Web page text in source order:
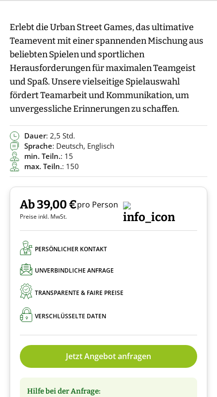
Erlebt die Urban Street Games, das ultimative
Teamevent mit einer spannenden Mischung aus
beliebten Spielen und sportlichen
Herausforderungen für maximalen Teamgeist
und Spaß. Unsere vielseitige Spielauswahl
fördert Teamarbeit und Kommunikation, um
unvergessliche Erinnerungen zu schaffen.
Dauer: 2,5 Std.
Sprache: Deutsch, Englisch
min. Teiln.: 15
max. Teiln.: 150
Ab 39,00 €pro Person
Preise inkl. MwSt.
PERSÖNLICHER KONTAKT
UNVERBINDLICHE ANFRAGE
TRANSPARENTE & FAIRE PREISE
VERSCHLÜSSELTE DATEN
Jetzt Angebot anfragen
Hilfe bei der Anfrage: